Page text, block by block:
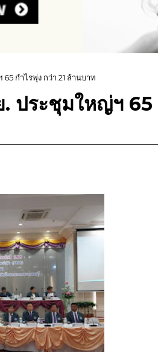
กำไรพุ่ง กว่า 21 ล้านบาท
ประชุมใหญ่ฯ 65